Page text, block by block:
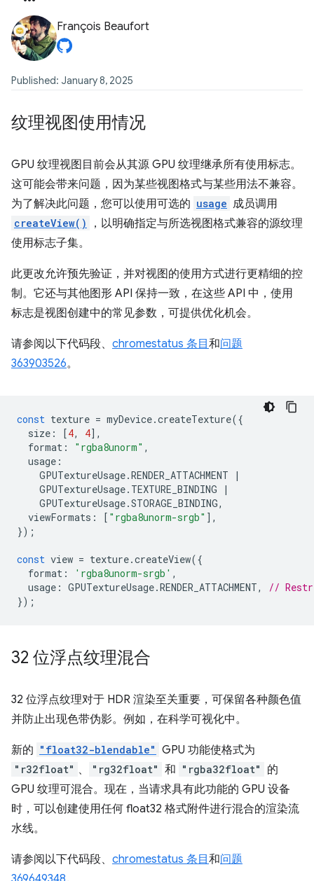
François Beaufort
Published: January 8, 2025
纹理视图使用情况
GPU 纹理视图目前会从其源 GPU 纹理继承所有使用标志。
这可能会带来问题，因为某些视图格式与某些用法不兼容。
为了解决此问题，您可以使用可选的 usage 成员调用
createView()
，以明确指定与所选视图格式兼容的源纹理
使用标志子集。
此更改允许预先验证，并对视图的使用方式进行更精细的控
制。它还与其他图形 API 保持一致，在这些 API 中，使用
标志是视图创建中的常见参数，可提供优化机会。
请参阅以下代码段、 chromestatus 条目 和问题
363903526。
const texture = myDevice.createTexture({
size : [4, 4],
format : "rgba8unorm" ,
usage :
GPUTextureUsage.RENDER_ATTACHMENT
|
GPUTextureUsage. TEXTURE_BINDING
|
GPUTextureUsage.STORAGE_BINDING,
viewFormats : [ "rgba8unorm-srgb" ],
});
const view = texture.createView({
format : 'rgba8unorm-srgb' ,
usage : GPUTextureUsage.RENDER_ATTACHMENT,
//
});
32 位浮点纹理混合
32 位浮点纹理对于 HDR 渲染至关重要，可保留各种颜色值
并防止出现色带伪影。例如，在科学可视化中。
新的 "float32-blendable" GPU 功能使格式为
"r32float" 、 "rg32float" 和 "rgba32float"
的
GPU 纹理可混合。现在，当请求具有此功能的 GPU 设备
时，可以创建使用任何 float32 格式附件进行混合的渲染流
水线。
请参阅以下代码段、 chromestatus 条目 和问题